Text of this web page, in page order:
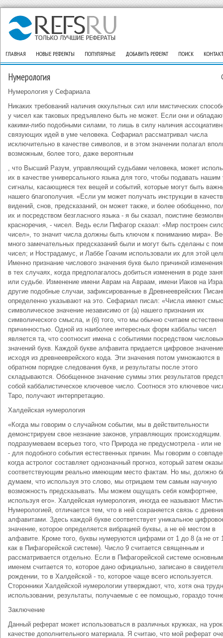
ГЛАВНАЯ НОВЫЕ РЕФЕРАТЫ ПОПУЛЯРНЫЕ ДОБАВИТЬ РЕФЕРАТ ПОИСК
Нумерология
Нумерология у Сефариала
Никаких требований наличия оккультных сил или мистических
у чисел как таковых предъявлено быть не может. Если они и
какими-либо подобными силами, то лишь в силу наличия
связующих идей в уме человека. Сефариал рассматривал числа
исключительно в качестве символов, и в этом значении полагал
возможным, более того, даже вероятным
, что Высший Разум, управляющий судьбами человека, может
их в качестве универсального языка для того, чтобы подавать
сигналы, касающиеся тех вещей и событий, которые могут быть
нашего благополучия. «Если ум может получать инструкции в
видений, снов, предсказаний, он может также, и более обобщенно,
их и посредством безгласного языка - я бы сказал, поистине
красноречия, - чисел. Ведь если Пифагор сказал: «Мир построен
чисел», то значит числа должны быть ключом к пониманию мира».
много замечательных предсказаний были и могут быть сделаны с
чисел; и Нострадамус, и Лаббе Гоачим использовали их для этой
Именно признание числового значения букв было причиной
в тех случаях, когда предполагалось добиться изменения в роде
или судьбе. Изменение имени Аврам на Авраам, имени Иаков на
другие подобные случаи, зафиксированные в Древнееврейских
определенно указывают на это. Сефариал писал: «Числа имеют
символическое значение независимо от (а) нашего признания их
символического смысла, и (б) того, что мы обычно считаем
причинностью. Одной из наиболее интересных форм каббалы чисел
является та, что соотносит имена с событиями посредством
значений букв. Каждой букве алфавита придается цифровое
исходя из древнееврейского кода. Эти значения потом умножаются в
обратном порядке следования букв, и результаты после этого
складываются. Обобщенное значение суммы этих результатов
собой каббалистическое ключевое число. Соотнося это ключевое
Таро, получают интерпретацию.
Халдейская нумерология
«Когда мы говорим о случайном событии, мы в действительности
демонстрируем свое незнание законов, управляющих
подразумеваем всерьез того, что Природа не предусмотрела - или не
- для подобного события естественных причин. Мы говорим о
когда астролог составляет однозначный прогноз, который затем
соответствующим реально имеющим место фактам. Но мы, должно
думаем, что используя это слово, мы отрицаем тем самым научную
возможность предсказывать. Мы можем ощущать себя комфортнее,
используя его». Халдейская нумерология, иногда ее называют
Нумерологией, отличается тем, что в ней сохраняется связь с
алфавитами. Здесь каждой букве соответствует уникальное
значение, которое определяется вибрацией буквы, а не её местом в
алфавите. Кроме того, буквы нумеруются цифрами от 1 до 8 (а не от
как в Пифагорейской системе). Число 9 считается священным и
рассматривается отдельно. Если в Пифагорейской системе основным
именем считается то, которое дано официально, записано в
рождении, то в Халдейской - то, которое чаще всего используется.
Сторонники Халдейской нумерологии утверждают, что, хотя она
использовании, результаты, получаемые с ее помощью, гораздо
Заключение
Данный реферат может использоваться в различных кружках, на
качестве дополнительного материала. Я считаю, что мой реферат